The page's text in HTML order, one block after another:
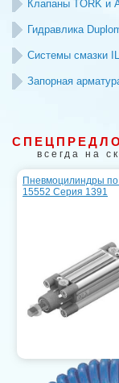
Клапаны TORK и
Гидравлика
Системы смазки
Запорная
всегда на
Пневмоцилиндры по
15552 Серия 1391